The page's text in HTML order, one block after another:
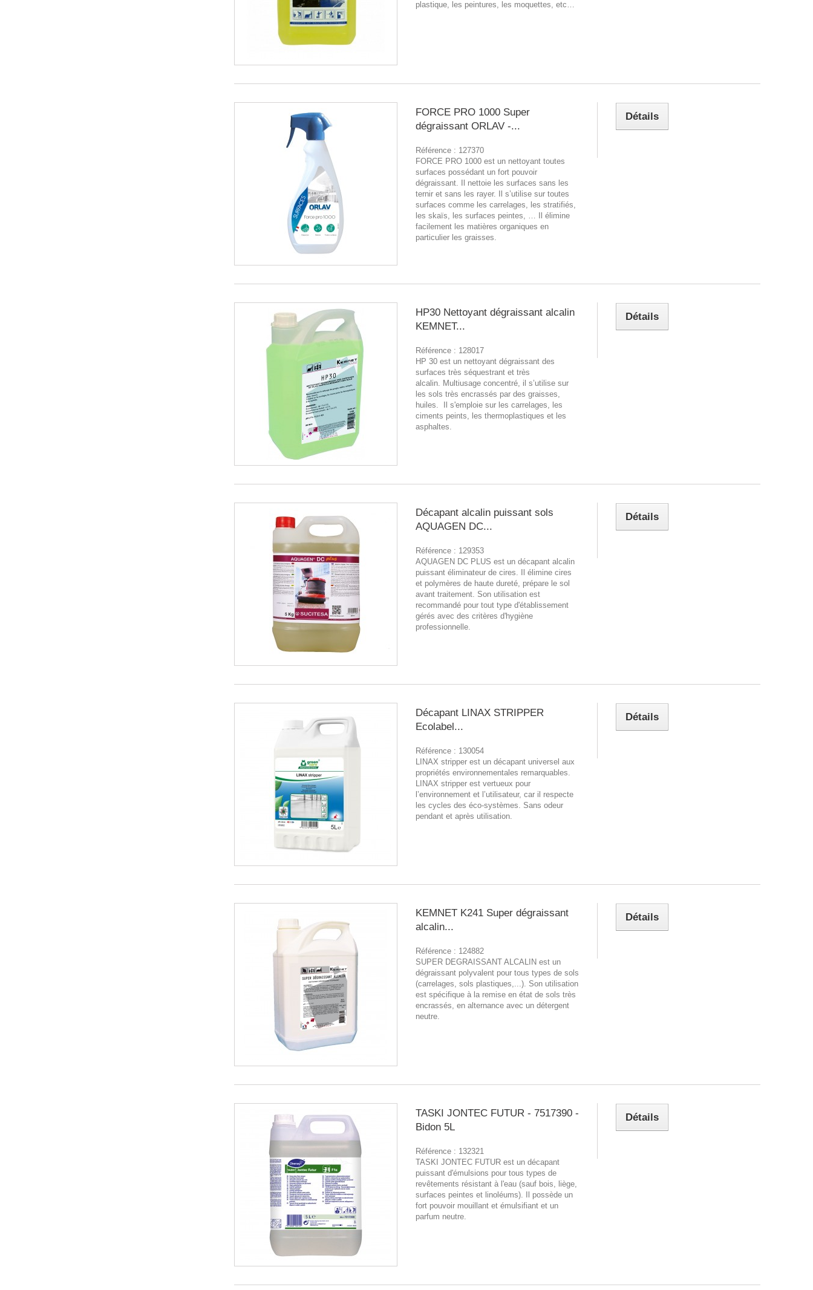
plastique, les peintures, les moquettes, etc…
FORCE PRO 1000 Super
dégraissant ORLAV -...
Référence : 127370
FORCE PRO 1000 est un nettoyant toutes
surfaces possédant un fort pouvoir
dégraissant. Il nettoie les surfaces sans les
ternir et sans les rayer. Il s’utilise sur toutes
surfaces comme les carrelages, les stratifiés,
les skaïs, les surfaces peintes, … Il élimine
facilement les matières organiques en
particulier les graisses.
Détails
HP30 Nettoyant dégraissant alcalin
KEMNET...
Référence : 128017
HP 30 est un nettoyant dégraissant des
surfaces très séquestrant et très
alcalin. Multiusage concentré, il s’utilise sur
les sols très encrassés par des graisses,
huiles. Il s'emploie sur les carrelages, les
ciments peints, les thermoplastiques et les
asphaltes.
Détails
Décapant alcalin puissant sols
AQUAGEN DC...
Référence : 129353
AQUAGEN DC PLUS est un décapant alcalin
puissant éliminateur de cires. Il élimine cires
et polymères de haute dureté, prépare le sol
avant traitement. Son utilisation est
recommandé pour tout type d'établissement
gérés avec des critères d'hygiène
professionnelle.
Détails
Décapant LINAX STRIPPER
Ecolabel...
Référence : 130054
LINAX stripper est un décapant universel aux
propriétés environnementales remarquables.
LINAX stripper est vertueux pour
l’environnement et l’utilisateur, car il respecte
les cycles des éco-systèmes. Sans odeur
pendant et après utilisation.
Détails
KEMNET K241 Super dégraissant
alcalin...
Référence : 124882
SUPER DEGRAISSANT ALCALIN est un
dégraissant polyvalent pour tous types de sols
(carrelages, sols plastiques,...). Son utilisation
est spécifique à la remise en état de sols très
encrassés, en alternance avec un détergent
neutre.
Détails
TASKI JONTEC FUTUR - 7517390 -
Bidon 5L
Référence : 132321
TASKI JONTEC FUTUR est un décapant
puissant d'émulsions pour tous types de
revêtements résistant à l'eau (sauf bois, liège,
surfaces peintes et linoléums). Il possède un
fort pouvoir mouillant et émulsifiant et un
parfum neutre.
Détails